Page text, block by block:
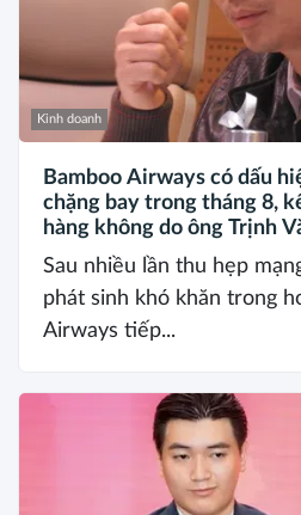
Kinh doanh
Bamboo Airways có dấu
chặng bay trong tháng 8,
hàng không do ông Trịnh
Sau nhiều lần thu hẹp
phát sinh khó khăn trong
Airways tiếp...